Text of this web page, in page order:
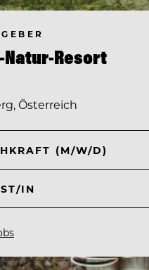
Natur-Resort
Österreich
(M/W/D)
IN